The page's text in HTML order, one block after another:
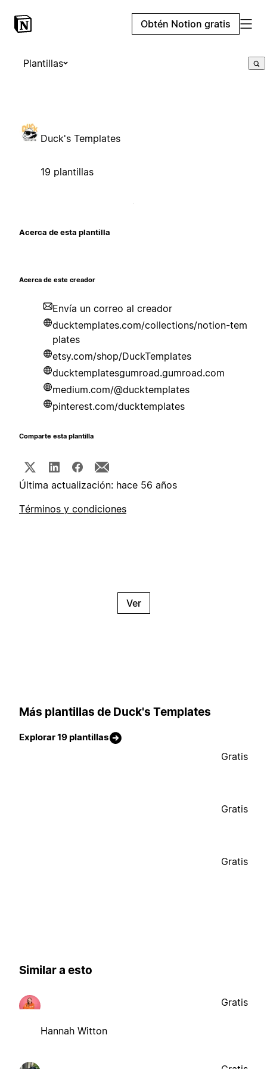
Obtén Notion gratis
Plantillas
Duck's Templates
19 plantillas
Acerca de esta plantilla
Acerca de este creador
Envía un correo al creador
ducktemplates.com/collections/notion-tem
plates
etsy.com/shop/DuckTemplates
ducktemplatesgumroad.gumroad.com
medium.com/@ducktemplates
pinterest.com/ducktemplates
Comparte esta plantilla
Última actualización: hace 56 años
Términos y condiciones
Ver
Más plantillas de Duck's Templates
Explorar 19 plantillas
Gratis
Gratis
Gratis
Similar a esto
Hannah Witton
Gratis